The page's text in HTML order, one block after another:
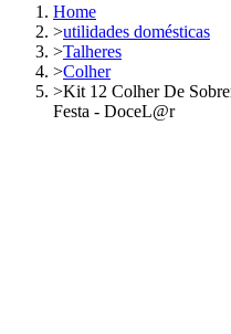
Home
>utilidades domésticas
>Talheres
>Colher
>Kit 12 Colher De
Festa - DoceL@r